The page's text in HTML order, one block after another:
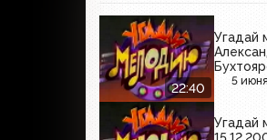
22:40
Угадай
5
Угадай